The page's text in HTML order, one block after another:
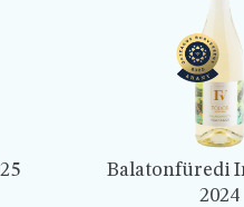
Balatonfüredi
2024